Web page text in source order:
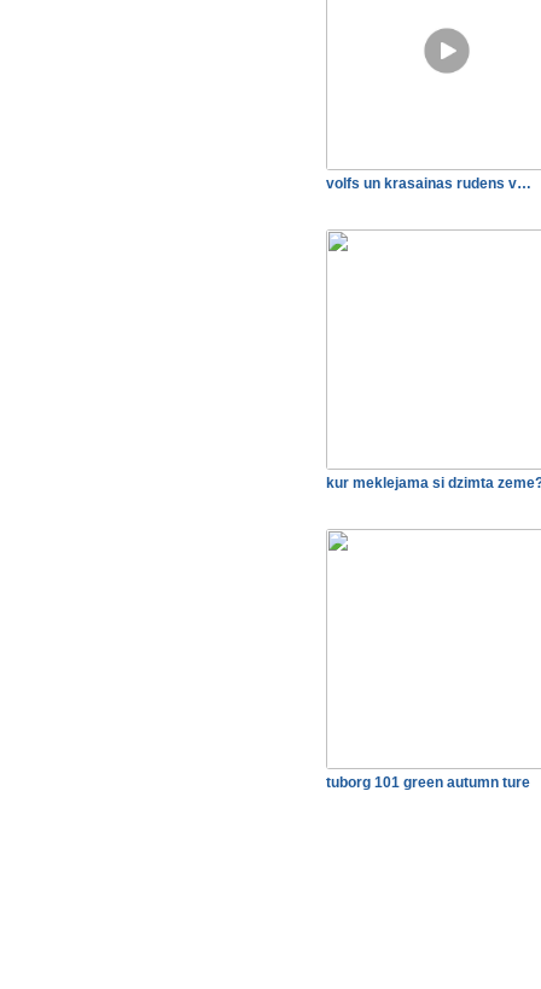
volfs un krasainas rudens v…
kur meklejama si dzimta
tuborg 101 green autumn ture